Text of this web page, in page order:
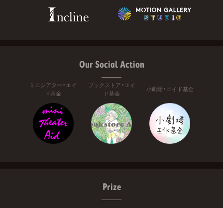
Our Social Action
ミニシアター・エイ
ド基金
ブックストア・エイ
ド基金
小劇場・エイド基金
Prize